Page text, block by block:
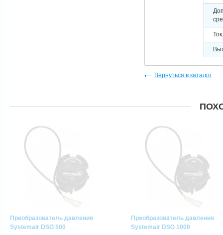
Вернуться в каталог
Преобразователь давления
Systemair DSG 500
Преобразователь давления
Systemair DSG 1000